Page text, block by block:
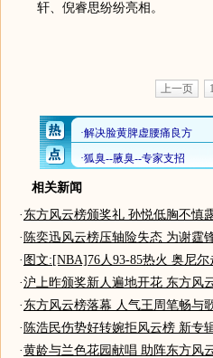
轩、倪睿思纷纷亮相。
上一页 1
相关新闻
·东方风云榜颁奖礼 孙悦低胸不慎
· 陈奕迅风云榜压轴险失态 为谢霆
·图文:[NBA]76人93-85热火 奥尼尔
·沪上昨颁奖新人遍地开花 东方风
·东方风云榜落幕 人气王周笔畅与
· 陈浩民伤势好转婉拒风云榜 新专
·黄龄与兰色花园献唱 助阵东方风